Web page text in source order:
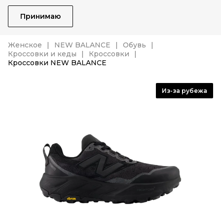
Принимаю
Женское NEW BALANCE
Обувь
Кроссовки и кеды
Кроссовки
Кроссовки NEW BALANCE
Из-за рубежа